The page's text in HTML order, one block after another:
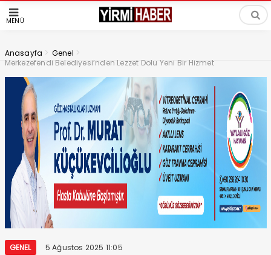
MENÜ
Anasayfa > Genel >
Merkezefendi Belediyesi’nden Lezzet Dolu Yeni Bir Hizmet
GENEL 5 Ağustos 2025 11:05